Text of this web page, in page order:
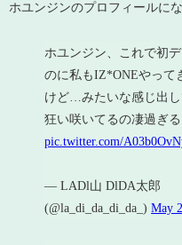
ホユンジンのプロフィールにな
ホユンジン、これで初
のに私もIZ*ONEやって
けど…みたいな感じ出し
狂い咲いてるの凄過ぎる
pic.twitter.com/
— LADl山 DlDA太郎
(@la_di_da_di_da_)May